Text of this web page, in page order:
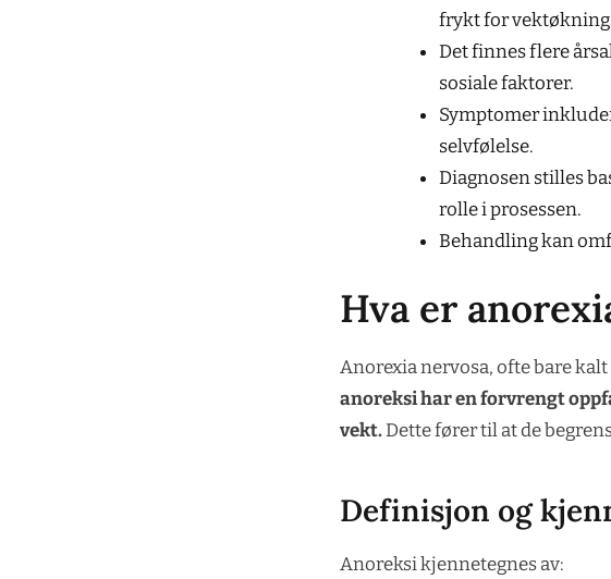
frykt for
Det finnes flere
sosiale faktorer.
Symptomer
selvfølelse.
Diagnosen stilles
rolle i prosessen.
Behandling kan
Hva er
Anorexia nervosa, ofte bare
anoreksi har en forvrengt
vekt.Dette fører til at de
Definisjon og
Anoreksi kjennetegnes av: